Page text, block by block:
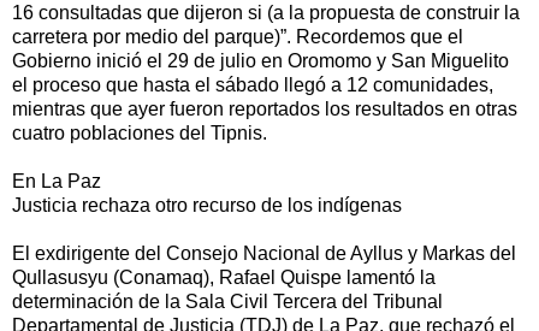
16 consultadas que dijeron si (a la propuesta de construir la
carretera por medio del parque)”. Recordemos que el
Gobierno inició el 29 de julio en Oromomo y San Miguelito
el proceso que hasta el sábado llegó a 12 comunidades,
mientras que ayer fueron reportados los resultados en otras
cuatro poblaciones del Tipnis.
En La Paz
Justicia rechaza otro recurso de los indígenas
El exdirigente del Consejo Nacional de Ayllus y Markas del
Qullasusyu (Conamaq), Rafael Quispe lamentó la
determinación de la Sala Civil Tercera del Tribunal
Departamental de Justicia (TDJ) de La Paz, que rechazó el